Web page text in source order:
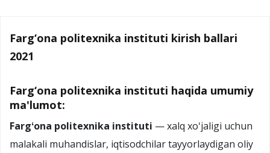
Farg‘ona politexnika instituti kirish ballari
2021
Farg‘ona politexnika instituti haqida umumiy
ma'lumot:
Fargʻona politexnika instituti — xalq xoʻjaligi uchun
malakali muhandislar, iqtisodchilar tayyorlaydigan oliy